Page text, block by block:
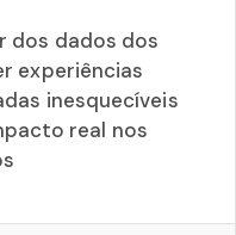
dos dados dos
experiências
inesquecíveis
real nos